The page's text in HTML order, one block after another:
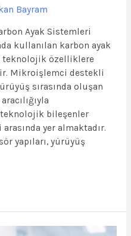
Bayram
Ayak Sistemleri
kullanılan karbon ayak
teknolojik özelliklere
Mikroişlemci destekli
sırasında oluşan
bileşenler
yer almaktadır.
yapıları, yürüyüş